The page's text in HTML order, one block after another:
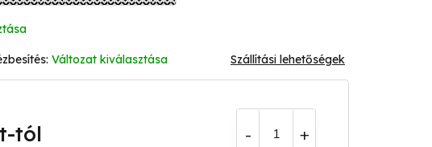
Változat kiválasztása Szállítási lehetőségek
-tól